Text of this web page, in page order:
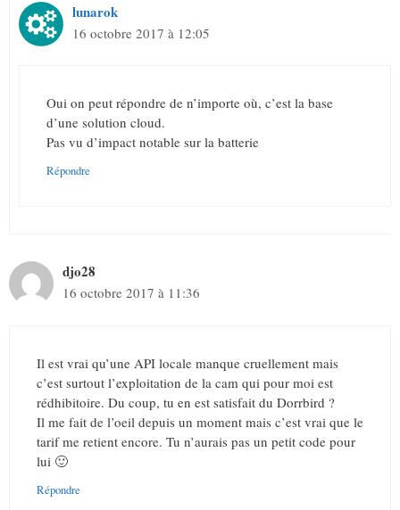
lunarok
16 octobre 2017 à 12:05
Oui on peut répondre de n’importe où, c’est la base
d’une solution cloud.
Pas vu d’impact notable sur la batterie
Répondre
djo28
16 octobre 2017 à 11:36
Il est vrai qu’une API locale manque cruellement mais
c’est surtout l’exploitation de la cam qui pour moi est
rédhibitoire. Du coup, tu en est satisfait du Dorrbird ?
Il me fait de l’oeil depuis un moment mais c’est vrai que le
tarif me retient encore. Tu n’aurais pas un petit code pour
lui 🙂
Répondre